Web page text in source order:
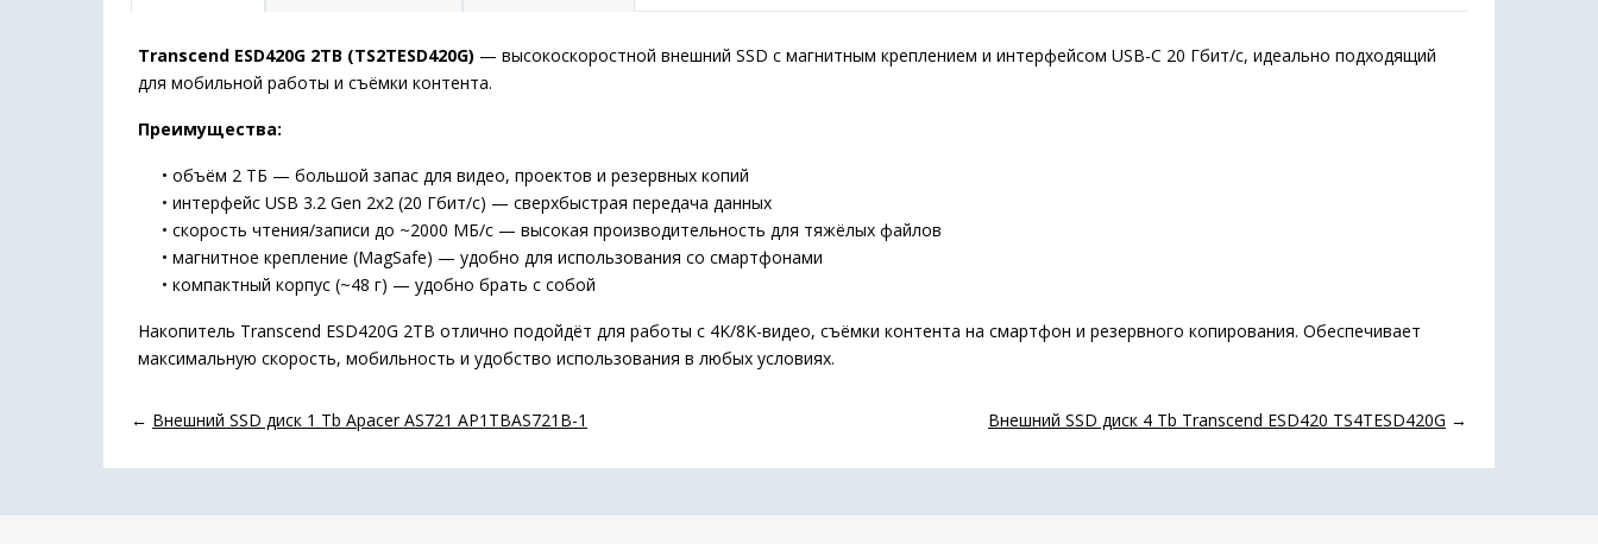
Transcend ESD420G 2TB (TS2TESD420G) — высокоскоростной внешний SSD с магнитным креплением и интерфейсом USB-C 20 Гбит/с, идеально подходящий
для мобильной работы и съёмки контента.
Преимущества:
• объём 2 ТБ — большой запас для видео, проектов и резервных копий
• интерфейс USB 3.2 Gen 2x2 (20 Гбит/с) — сверхбыстрая передача данных
• скорость чтения/записи до ~2000 МБ/с — высокая производительность для тяжёлых файлов
• магнитное крепление (MagSafe) — удобно для использования со смартфонами
• компактный корпус (~48 г) — удобно брать с собой
Накопитель Transcend ESD420G 2TB отлично подойдёт для работы с 4K/8K-видео, съёмки контента на смартфон и резервного копирования. Обеспечивает
максимальную скорость, мобильность и удобство использования в любых условиях.
← Внешний SSD диск 1 Tb Apacer AS721 AP1TBAS721B-1 Внешний SSD диск 4 Tb Transcend ESD420 TS4TESD420G →